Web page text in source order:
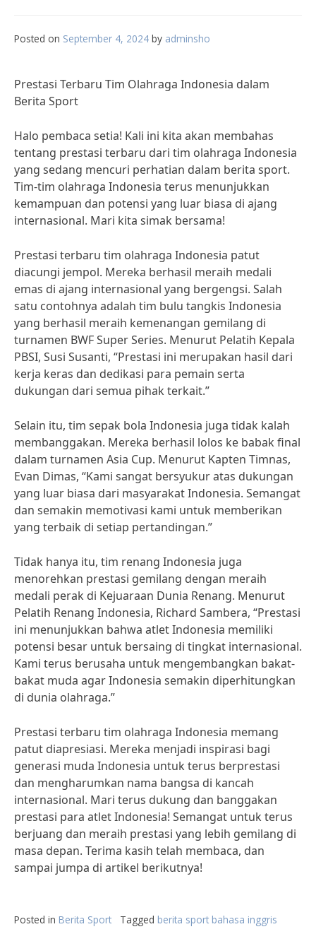
Posted on September 4, 2024 by adminsho
Prestasi Terbaru Tim Olahraga Indonesia dalam
Berita Sport
Halo pembaca setia! Kali ini kita akan membahas
tentang prestasi terbaru dari tim olahraga Indonesia
yang sedang mencuri perhatian dalam berita sport.
Tim-tim olahraga Indonesia terus menunjukkan
kemampuan dan potensi yang luar biasa di ajang
internasional. Mari kita simak bersama!
Prestasi terbaru tim olahraga Indonesia patut
diacungi jempol. Mereka berhasil meraih medali
emas di ajang internasional yang bergengsi. Salah
satu contohnya adalah tim bulu tangkis Indonesia
yang berhasil meraih kemenangan gemilang di
turnamen BWF Super Series. Menurut Pelatih Kepala
PBSI, Susi Susanti, “Prestasi ini merupakan hasil dari
kerja keras dan dedikasi para pemain serta
dukungan dari semua pihak terkait.”
Selain itu, tim sepak bola Indonesia juga tidak kalah
membanggakan. Mereka berhasil lolos ke babak final
dalam turnamen Asia Cup. Menurut Kapten Timnas,
Evan Dimas, “Kami sangat bersyukur atas dukungan
yang luar biasa dari masyarakat Indonesia. Semangat
dan semakin memotivasi kami untuk memberikan
yang terbaik di setiap pertandingan.”
Tidak hanya itu, tim renang Indonesia juga
menorehkan prestasi gemilang dengan meraih
medali perak di Kejuaraan Dunia Renang. Menurut
Pelatih Renang Indonesia, Richard Sambera, “Prestasi
ini menunjukkan bahwa atlet Indonesia memiliki
potensi besar untuk bersaing di tingkat internasional.
Kami terus berusaha untuk mengembangkan bakat-
bakat muda agar Indonesia semakin diperhitungkan
di dunia olahraga.”
Prestasi terbaru tim olahraga Indonesia memang
patut diapresiasi. Mereka menjadi inspirasi bagi
generasi muda Indonesia untuk terus berprestasi
dan mengharumkan nama bangsa di kancah
internasional. Mari terus dukung dan banggakan
prestasi para atlet Indonesia! Semangat untuk terus
berjuang dan meraih prestasi yang lebih gemilang di
masa depan. Terima kasih telah membaca, dan
sampai jumpa di artikel berikutnya!
Posted in Berita Sport Tagged berita sport bahasa inggris